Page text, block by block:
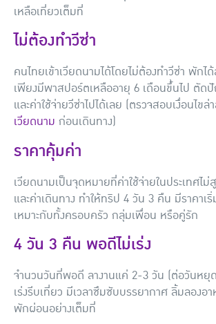
เหลือเที่ยวเต็มที่
ไม่ต้องทำวีซ่า
คนไทยเข้าเวียดนามได้โดยไม่ต้องทำวีซ่า พักไ
เพียงมีพาสปอร์ตเหลืออายุ 6 เดือนขึ้นไป ตัด
และค่าใช้จ่ายวีซ่าไปได้เลย (ตรวจสอบเงื่อนไขล่
เวียดนาม ก่อนเดินทาง)
ราคาคุ้มค่า
เวียดนามเป็นจุดหมายที่ค่าใช้จ่ายในประเทศไ
และค่าเดินทาง ทำให้ทริป 4 วัน 3 คืน มีราคาเ
เหมาะกับทั้งครอบครัว กลุ่มเพื่อน หรือคู่รัก
4 วัน 3 คืน พอดีไม่เร่ง
จำนวนวันที่พอดี ลางานแค่ 2-3 วัน (ต่อวันหยุ
เร่งรีบเที่ยว มีเวลาซึมซับบรรยากาศ ลิ้มลองอ
พักผ่อนอย่างเต็มที่